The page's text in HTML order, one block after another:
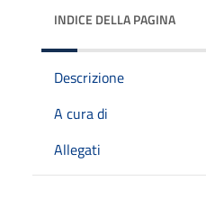
INDICE DELLA PAGINA
Descrizione
A cura di
Allegati